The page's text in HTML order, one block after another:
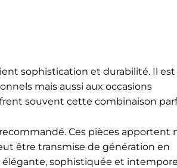
sophistication et durabilité. Il est
mais aussi aux occasions
souvent cette combinaison
Ces pièces apportent
être transmise de génération en
sophistiquée et